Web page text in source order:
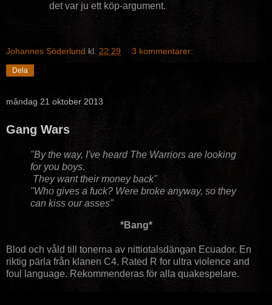
det var ju ett köp-argument.
Johannes Söderlund kl. 22:29 3 kommentarer:
Dela
måndag 21 oktober 2013
Gang Wars
"By the way, I've heard The Warriors are looking
for you boys.
They want their money back"
"Who gives a fuck? Were broke anyway, so they
can kiss our asses"
*Bang*
Blod och våld till tonerna av nittiotalsdängan Ecuador. En
riktig pärla från klanen C4. Rated R for ultra violence and
foul language. Rekommenderas för alla quakespelare.